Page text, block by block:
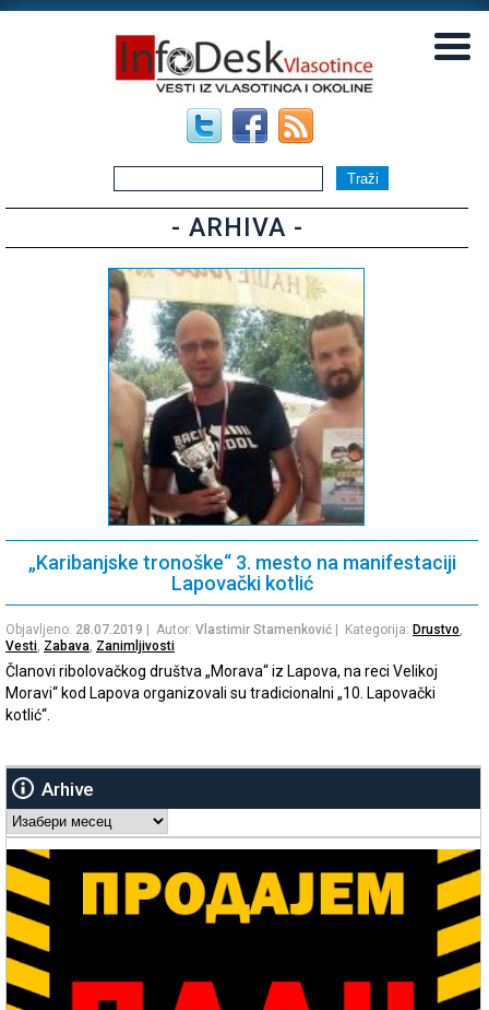
- ARHIVA -
„Karibanjske tronoške“ 3. mesto na manifestaciji
Lapovački kotlić
Objavljeno: 28.07.2019 | Autor: Vlastimir Stamenković | Kategorija: Drustvo,
Vesti, Zabava, Zanimljivosti
Članovi ribolovačkog društva „Morava“ iz Lapova, na reci Velikoj
Moravi“ kod Lapova organizovali su tradicionalni „10. Lapovački
kotlić“.
Arhive
Arhive